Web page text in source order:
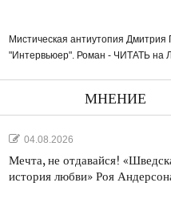
Мистическая антиутопия
"Интервьюер". Роман - ЧИТАТЬ на
МНЕНИЕ
04.08.2026
Мечта, не отдавайся!
история любви» Роя